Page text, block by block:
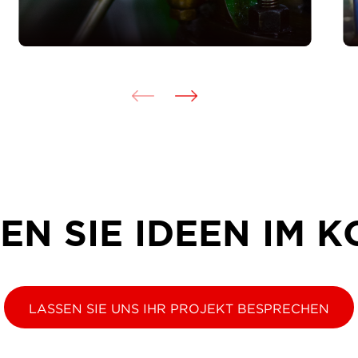
SIE IDEEN IM
LASSEN SIE UNS IHR PROJEKT BESPRECHEN